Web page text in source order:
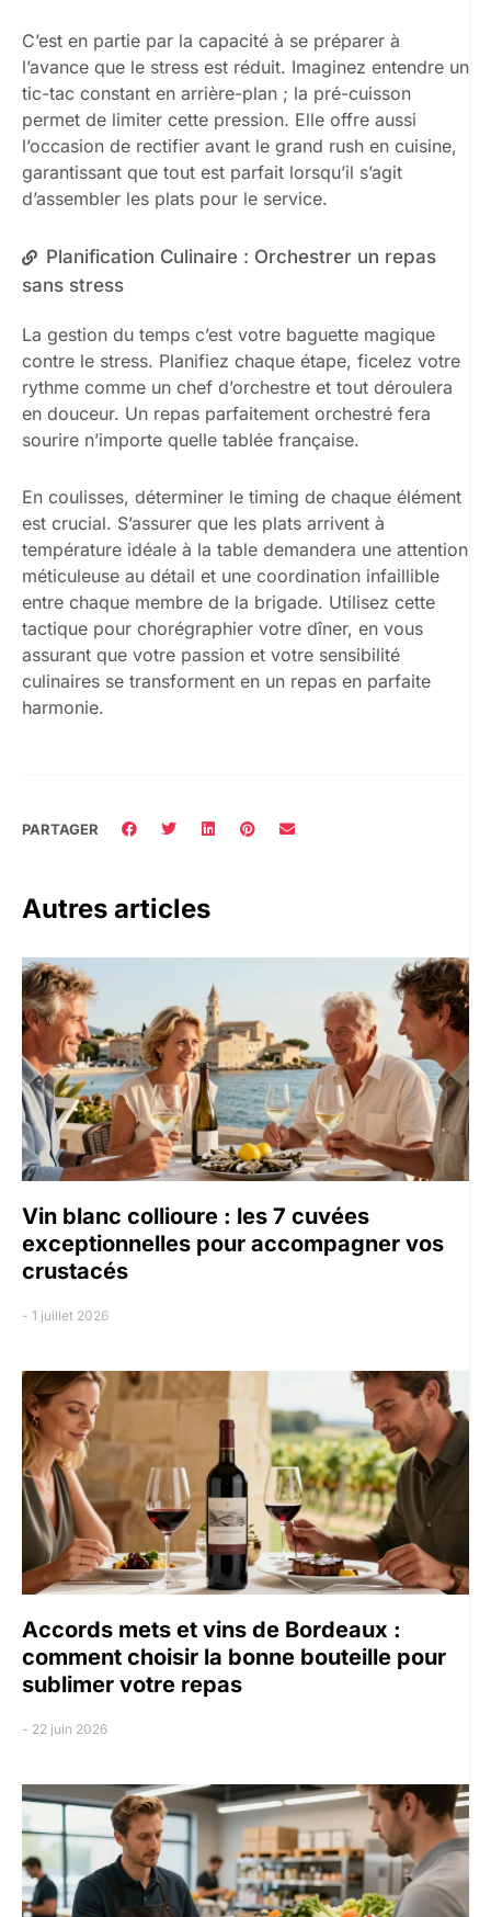
C’est en partie par la capacité à se préparer à
l’avance que le stress est réduit. Imaginez entendre un
tic-tac constant en arrière-plan ; la pré-cuisson
permet de limiter cette pression. Elle offre aussi
l’occasion de rectifier avant le grand rush en cuisine,
garantissant que tout est parfait lorsqu’il s’agit
d’assembler les plats pour le service.
Planification Culinaire : Orchestrer un repas
sans stress
La gestion du temps c’est votre baguette magique
contre le stress. Planifiez chaque étape, ficelez votre
rythme comme un chef d’orchestre et tout déroulera
en douceur. Un repas parfaitement orchestré fera
sourire n’importe quelle tablée française.
En coulisses, déterminer le timing de chaque élément
est crucial. S’assurer que les plats arrivent à
température idéale à la table demandera une attention
méticuleuse au détail et une coordination infaillible
entre chaque membre de la brigade. Utilisez cette
tactique pour chorégraphier votre dîner, en vous
assurant que votre passion et votre sensibilité
culinaires se transforment en un repas en parfaite
harmonie.
PARTAGER
Autres articles
Vin blanc collioure : les 7 cuvées
exceptionnelles pour accompagner vos
crustacés
1 juillet 2026
Accords mets et vins de Bordeaux :
comment choisir la bonne bouteille pour
sublimer votre repas
22 juin 2026